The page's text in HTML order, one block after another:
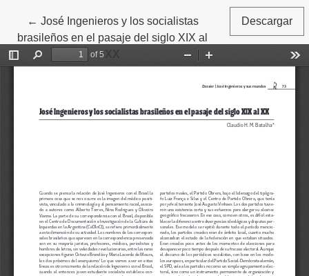
← Volver a los detalles del artículo
José Ingenieros y los socialistas
brasileños en el pasaje del siglo XIX al
XX
Descargar